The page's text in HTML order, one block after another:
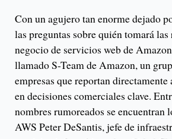
Con un agujero tan enorme dejado
las preguntas sobre quién tomará
negocio de servicios web de
llamado S-Team de Amazon, un
empresas que reportan
en decisiones comerciales clave.
nombres rumoreados se encuentran
AWS Peter DeSantis, jefe de